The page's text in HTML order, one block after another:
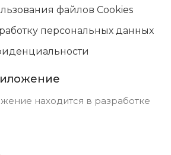
файлов Cookies
персональных данных
находится в разработке